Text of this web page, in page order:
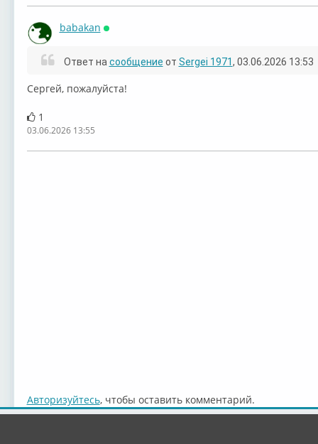
babakan
Ответ на сообщение от Sergei 1971, 03.06.2026 13:53
⁣⁣⁣⁣Сергей, пожалуйста!
1
03.06.2026 13:55
Авторизуйтесь, чтобы оставить комментарий.